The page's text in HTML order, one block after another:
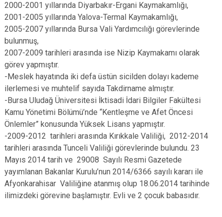
2000-2001 yıllarında Diyarbakır-Ergani Kaymakamlığı,
2001-2005 yıllarında Yalova-Termal Kaymakamlığı,
2005-2007 yıllarında Bursa Vali Yardımcılığı görevlerinde
bulunmuş,
2007-2009 tarihleri arasında ise Nizip Kaymakamı olarak
görev yapmıştır.
-Meslek hayatında iki defa üstün sicilden dolayı kademe
ilerlemesi ve muhtelif sayıda Takdirname almıştır.
-Bursa Uludağ Üniversitesi İktisadi İdari Bilgiler Fakültesi
Kamu Yönetimi Bölümü’nde “Kentleşme ve Afet Öncesi
Önlemler” konusunda Yüksek Lisans yapmıştır.
-2009-2012 tarihleri arasında Kırıkkale Valiliği, 2012-2014
tarihleri arasında Tunceli Valiliği görevlerinde bulundu. 23
Mayıs 2014 tarih ve 29008 Sayılı Resmi Gazetede
yayımlanan Bakanlar Kurulu’nun 2014/6366 sayılı kararı ile
Afyonkarahisar Valiliğine atanmış olup 18.06.2014 tarihinde
ilimizdeki görevine başlamıştır. Evli ve 2 çocuk babasıdır.